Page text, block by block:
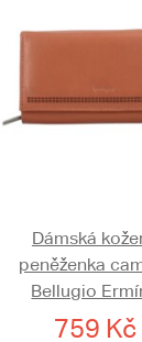
Dámská
peněženka
Bellugio
759 Kč